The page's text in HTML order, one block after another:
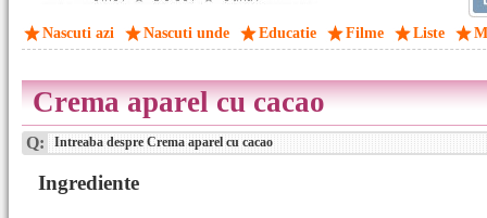
Nascuti azi Nascuti unde Educatie Filme Liste
Crema aparel cu cacao
Q: Intreaba despre Crema aparel cu cacao
Ingrediente